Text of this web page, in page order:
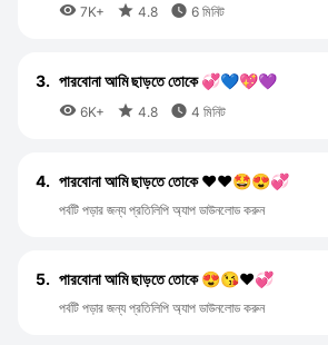
 7K+  4.8  6 মিনিট
3. পারবোনা আমি ছাড়তে তোকে 💞💙💖💜
 6K+  4.8  4 মিনিট
4. পারবোনা আমি ছাড়তে তোকে ❤️❤️🤩😍💞
পর্বটি পড়ার জন্য প্রতিলিপি অ্যাপ ডাউনলোড করুন
5. পারবোনা আমি ছাড়তে তোকে 😍😘❤️💞
পর্বটি পড়ার জন্য প্রতিলিপি অ্যাপ ডাউনলোড করুন